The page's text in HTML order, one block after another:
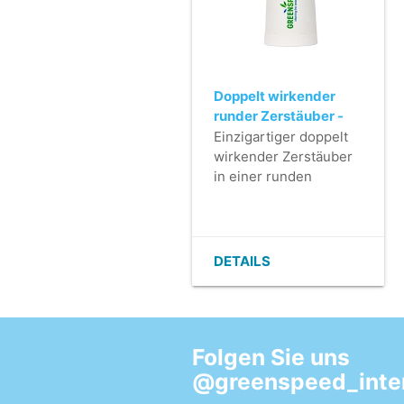
durch das Bestücken
mit Zubehör.
ist wasserfest.
Doppelt wirkender
runder Zerstäuber -
500ml - schwarz
Einzigartiger doppelt
wirkender Zerstäuber
in einer runden
- Kräftiger,
ergonomisch.
erhältlich.
DETAILS
Folgen Sie uns